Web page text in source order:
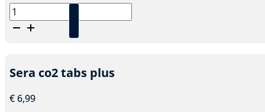
Sera
co2
Sera co2 tabs plus
€6,99